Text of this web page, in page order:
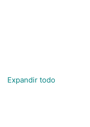
Expandir todo